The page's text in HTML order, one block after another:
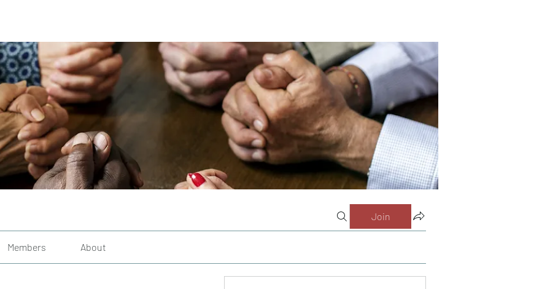
Join
Members About